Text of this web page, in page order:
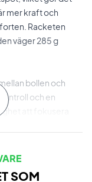
mer kraft och
Racketen
väger 285 g
bollen och
och en
att fokusera
- Köp din
SOM